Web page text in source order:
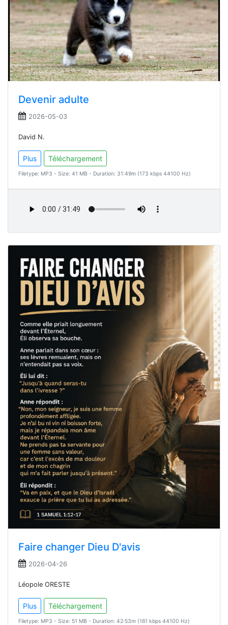
Devenir adulte
2026-05-03
David N.
Plus Téléchargement
Filetype: MP3 - Size: 41 MB - Duration: 31:49m (173 kbps 44100 Hz)
Faire changer Dieu D'avis
2026-04-26
Léopole ORESTE
Plus Téléchargement
Filetype: MP3 - Size: 51 MB - Duration: 42:53m (161 kbps 44100 Hz)